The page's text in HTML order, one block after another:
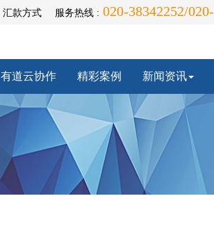
汇款方式 服务热线 : 020-38342252/
有道云协作 精彩案例 新闻资讯